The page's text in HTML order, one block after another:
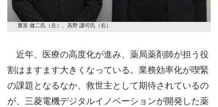
重富 健二氏（左）、高野 謙司氏（右）
近年、医療の高度化が進み、薬局薬剤師が担う役
割はますます大きくなっている。業務効率化が喫緊
の課題となるなか、救世主として期待されているの
が、三菱電機デジタルイノベーションが開発した薬